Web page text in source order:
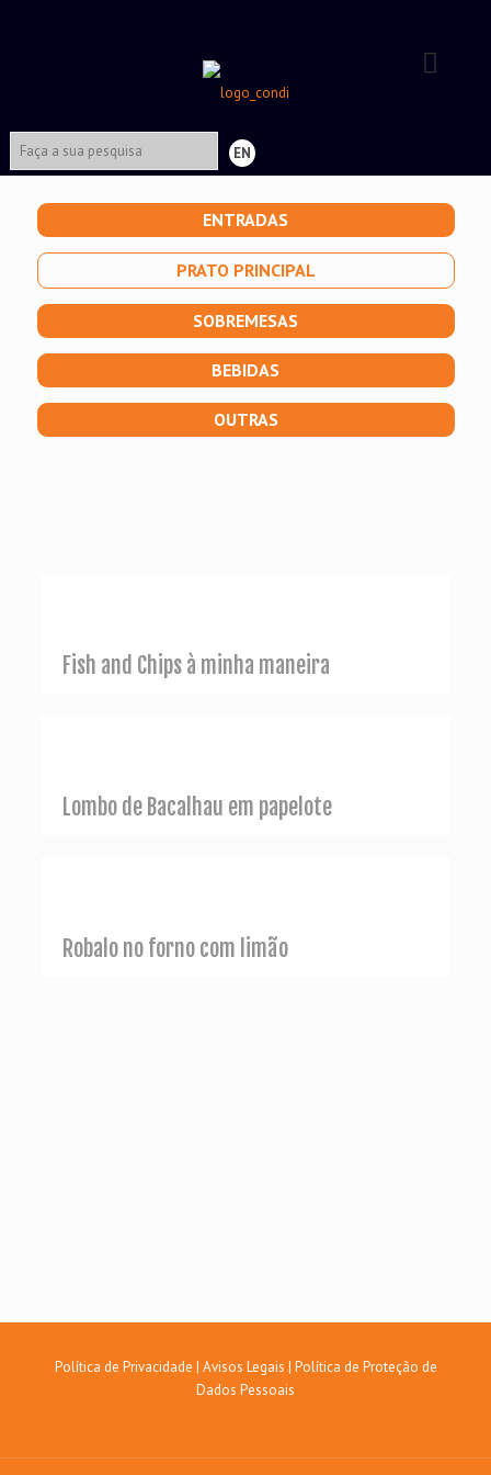
EN
ENTRADAS
PRATO PRINCIPAL
SOBREMESAS
BEBIDAS
OUTRAS
Fish and Chips à minha maneira
Lombo de Bacalhau em papelote
Robalo no forno com limão
Política de Privacidade | Avisos Legais | Política de Proteção de
Dados Pessoais